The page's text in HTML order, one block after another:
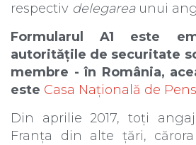
respectiv delegareaunui
Formularul A1 este
autoritățile de securitate
membre - în România,
este Casa Națională de
Din aprilie 2017, toți
Franța din alte țări,